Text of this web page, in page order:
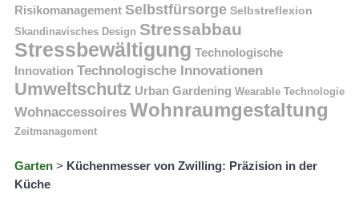
Risikomanagement Selbstfürsorge Selbstreflexion
Skandinavisches Design Stressabbau
Stressbewältigung Technologische
Innovation Technologische Innovationen
Umweltschutz Urban Gardening Wearable Technologie
Wohnaccessoires Wohnraumgestaltung
Zeitmanagement
Garten > Küchenmesser von Zwilling: Präzision in der
Küche